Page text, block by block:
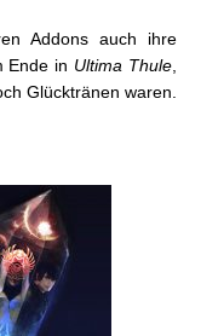
Addons auch ihre
Ende in Ultima Thule,
Glücktränen waren.